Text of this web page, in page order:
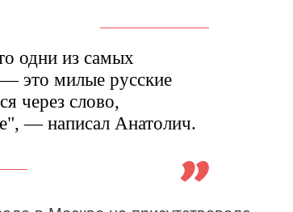
одни из самых
это милые русские
через слово,
— написал Анатолич.